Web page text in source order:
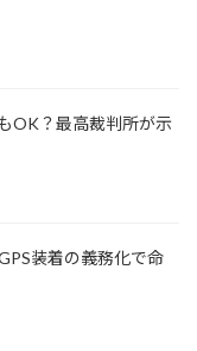
OK？最高裁判所が示
装着の義務化で命